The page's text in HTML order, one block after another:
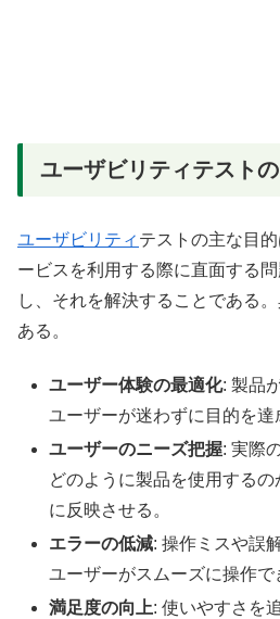
ユーザビリティテスト
ユーザビリティ テストの主な目
ービスを利用する際に直面する
し、それを解決することである
ある。
ユーザー体験の最適化: 製品
ユーザーが迷わずに目的を達
ユーザーのニーズ把握: 実際
どのように製品を使用する
に反映させる。
エラーの低減: 操作ミスや誤
ユーザーがスムーズに操作で
満足度の向上: 使いやすさを